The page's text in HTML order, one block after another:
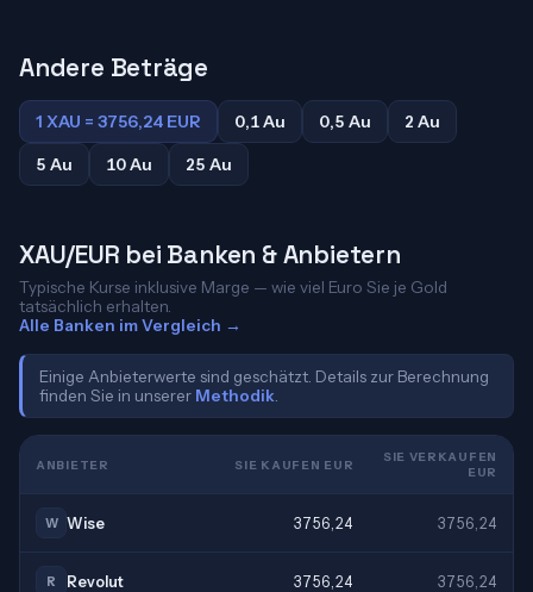
Andere Beträge
1 XAU = 3756,24 EUR 0,1 Au 0,5 Au
2 Au
5 Au
10 Au 25 Au
XAU/EUR bei Banken & Anbietern
Typische Kurse inklusive Marge — wie viel Euro Sie je Gold
tatsächlich erhalten.
Alle Banken im Vergleich →
Einige Anbieterwerte sind geschätzt. Details zur Berechnung
finden Sie in unserer Methodik
ANBIETER SIE KAUFEN EUR
SIE VERKAUFEN
EUR
W Wise 3756,24 3756,24
R Revolut 3756,24 3756,24